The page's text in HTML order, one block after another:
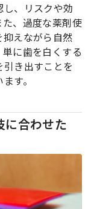
、リスクや効
、過度な薬剤使
えながら自然
に歯を白くする
き出すことを
す。
に合わせた